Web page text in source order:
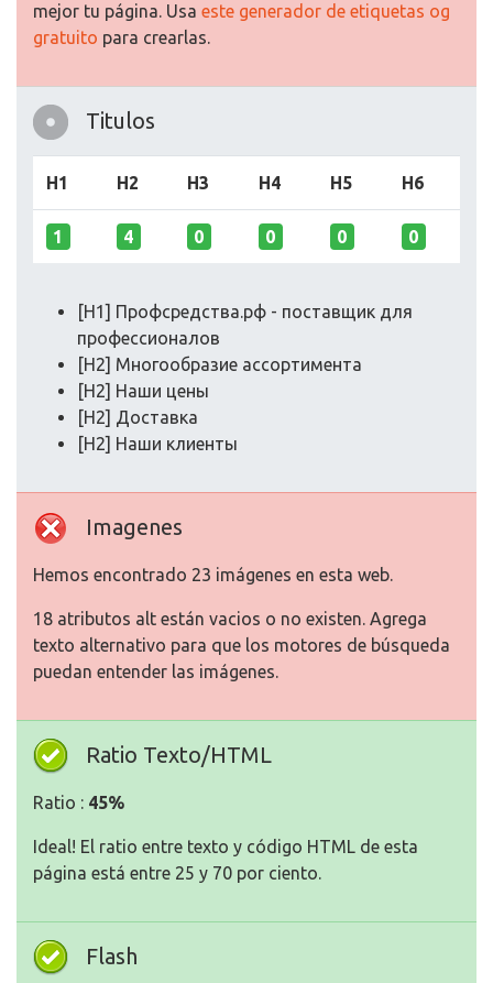
mejor tu página. Usa este generador de etiquetas og
gratuito para crearlas.
Titulos
H1 H2 H3 H4 H5 H6
1 4 0 0 0 0
[H1] Профсредства.рф - поставщик для
профессионалов
[H2] Многообразие ассортимента
[H2] Наши цены
[H2] Доставка
[H2] Наши клиенты
Imagenes
Hemos encontrado 23 imágenes en esta web.
18 atributos alt están vacios o no existen. Agrega
texto alternativo para que los motores de búsqueda
puedan entender las imágenes.
Ratio Texto/HTML
Ratio : 45%
Ideal! El ratio entre texto y código HTML de esta
página está entre 25 y 70 por ciento.
Flash